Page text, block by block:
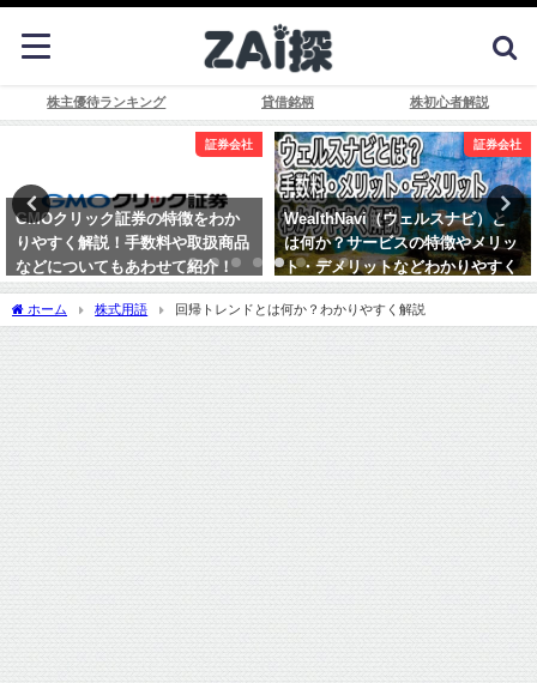
株主優待ランキング 貸借銘柄 株初心者解説
証券会社
WealthNavi（ウェルスナビ）と
は何か？サービスの特徴やメリッ
ト・デメリットなどわかりやすく
解説！
証券会社
SBI証券の特徴をわかりやすく解
説！手数料やTポイントについて
などもあわせて紹介！
ホーム 株式用語 回帰トレンドとは何か？わかりやすく解説